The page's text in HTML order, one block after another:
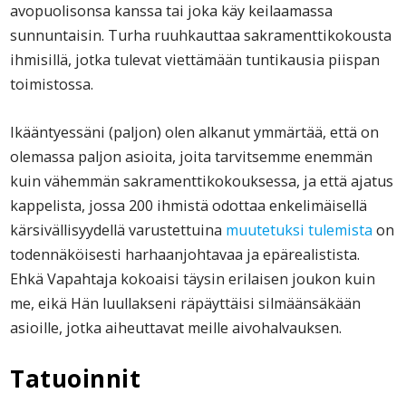
avopuolisonsa kanssa tai joka käy keilaamassa
sunnuntaisin. Turha ruuhkauttaa sakramenttikokousta
ihmisillä, jotka tulevat viettämään tuntikausia piispan
toimistossa.
Ikääntyessäni (paljon) olen alkanut ymmärtää, että on
olemassa paljon asioita, joita tarvitsemme enemmän
kuin vähemmän sakramenttikokouksessa, ja että ajatus
kappelista, jossa 200 ihmistä odottaa enkelimäisellä
kärsivällisyydellä varustettuina muutetuksi tulemista on
todennäköisesti harhaanjohtavaa ja epärealistista.
Ehkä Vapahtaja kokoaisi täysin erilaisen joukon kuin
me, eikä Hän luullakseni räpäyttäisi silmäänsäkään
asioille, jotka aiheuttavat meille aivohalvauksen.
Tatuoinnit